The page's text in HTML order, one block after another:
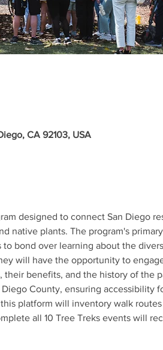
CA 92103, USA
designed to connect San Diego
native plants. The program's
bond over learning about the
will have the opportunity to
benefits, and the history of the
County, ensuring accessibility
platform will inventory walk
all 10 Tree Treks events will